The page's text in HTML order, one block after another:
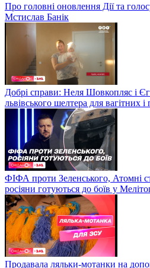
Про головні оновлення Дії та
Мстислав Банік
Добрі справи: Неля Шовкопляс і
львівського шелтера для вагітних і
ФІФА проти Зеленського, Атомні
росіяни готуються до боїв у
Продавала ляльки-мотанки на